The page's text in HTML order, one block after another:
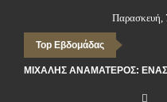
Παρασκευή,
Top Εβδομάδας
ΜΙΧΆΛΗΣ ΑΝΑΜΑΤΕΡΌΣ: